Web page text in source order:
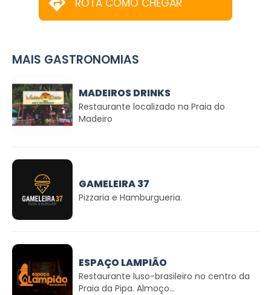
ROTA COMO CHEGAR
MAIS GASTRONOMIAS
MADEIROS DRINKS
Restaurante localizado na Praia do
Madeiro
GAMELEIRA 37
Pizzaria e Hamburgueria.
ESPAÇO LAMPIÃO
Restaurante luso-brasileiro no centro da
Praia da Pipa. Almoço...